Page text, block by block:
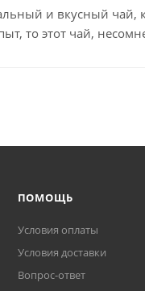
и вкусный
то этот чай,
ПОМОЩЬ
Условия оплаты
Условия доставки
Вопрос-ответ